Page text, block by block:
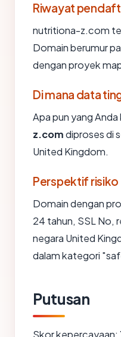
Riwayat
nutritiona-z.com
Domain berumur
dengan proyek
Di mana data
Apa pun yang Anda
z.comdiproses di
United Kingdom.
Perspektif risiko
Domain dengan
24 tahun, SSL No,
negara United
dalam kategori
Putusan
Skor kepercayaan: